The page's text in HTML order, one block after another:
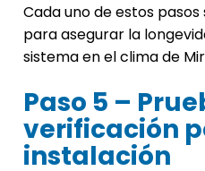
Cada uno de estos
para asegurar la
sistema en el clima de
Paso 5 –
verificación
instalación